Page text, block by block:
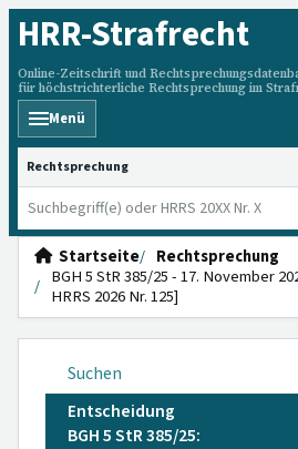
HRR-Strafrecht
Online-Zeitschrift und
für höchstrichterliche Rechtsprechung im
Menü
HRRS durchsuchen
Startseite
Rechtsprechung
BGH 5 StR 385/25 - 17. November
HRRS 2026 Nr. 125]
Suchen
Entscheidung
BGH 5 StR 385/25: